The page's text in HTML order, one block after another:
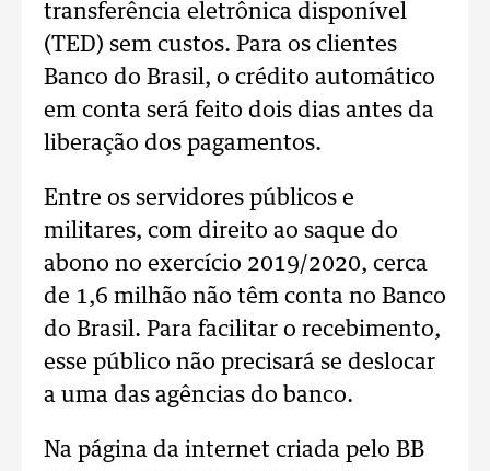
transferência eletrônica disponível
(TED) sem custos. Para os clientes
Banco do Brasil, o crédito automático
em conta será feito dois dias antes da
liberação dos pagamentos.
Entre os servidores públicos e
militares, com direito ao saque do
abono no exercício 2019/2020, cerca
de 1,6 milhão não têm conta no Banco
do Brasil. Para facilitar o recebimento,
esse público não precisará se deslocar
a uma das agências do banco.
Na página da internet criada pelo BB